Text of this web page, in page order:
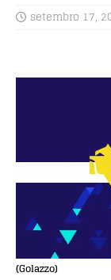
setembro 17,
(Golazzo)